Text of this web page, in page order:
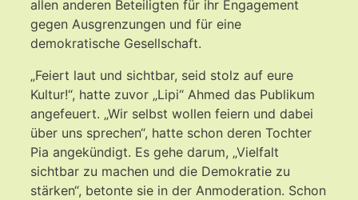
allen anderen Beteiligten für ihr Engagement
gegen Ausgrenzungen und für eine
demokratische Gesellschaft.
„Feiert laut und sichtbar, seid stolz auf eure
Kultur!“, hatte zuvor „Lipi“ Ahmed das Publikum
angefeuert. „Wir selbst wollen feiern und dabei
über uns sprechen“, hatte schon deren Tochter
Pia angekündigt. Es gehe darum, „Vielfalt
sichtbar zu machen und die Demokratie zu
stärken“, betonte sie in der Anmoderation. Schon